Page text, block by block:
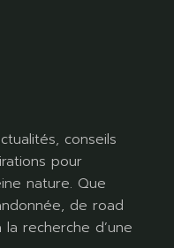
conseils
pour
nature. Que
de road
recherche d’une